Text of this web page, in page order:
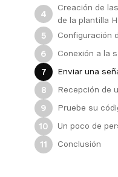
4
Creación de
de la plantilla
5
Configuración
6
Conexión a la
7
Enviar una
8
Recepción de
9
Pruebe su
10
Un poco de
11
Conclusión